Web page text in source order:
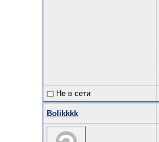
Не в сети
Bolikkkk